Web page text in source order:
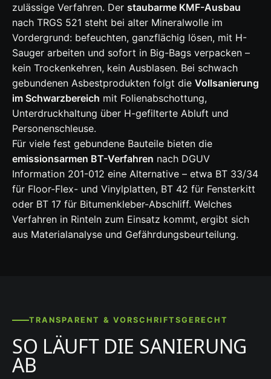
zulässige Verfahren. Der staubarme KMF-Ausbau
nach TRGS 521 steht bei alter Mineralwolle im
Vordergrund: befeuchten, ganzflächig lösen, mit H-
Sauger arbeiten und sofort in Big-Bags verpacken –
kein Trockenkehren, kein Ausblasen. Bei schwach
gebundenen Asbestprodukten folgt die Vollsanierung
im Schwarzbereich mit Folienabschottung,
Unterdruckhaltung über H-gefilterte Abluft und
Personenschleuse.
Für viele fest gebundene Bauteile bieten die
emissionsarmen BT-Verfahren nach DGUV
Information 201-012 eine Alternative – etwa BT 33/34
für Floor-Flex- und Vinylplatten, BT 42 für Fensterkitt
oder BT 17 für Bitumenkleber-Abschliff. Welches
Verfahren in Rinteln zum Einsatz kommt, ergibt sich
aus Materialanalyse und Gefährdungsbeurteilung.
TRANSPARENT & VORSCHRIFTSGERECHT
SO LÄUFT DIE SANIERUNG
AB